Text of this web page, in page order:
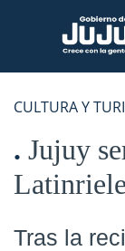
CULTURA Y
Jujuy
Tras la